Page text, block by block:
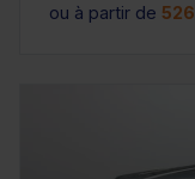
ou à partir de